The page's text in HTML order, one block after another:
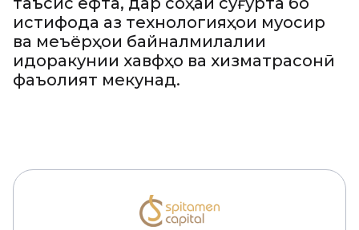
истифода аз технологияҳои муосир
ва меъёрҳои байналмилалии
идоракунии хавфҳо ва хизматрасонӣ
фаъолият мекунад.